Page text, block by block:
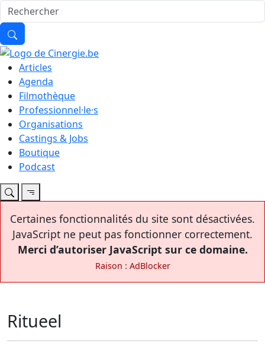
Articles
Agenda
Filmothèque
Professionnel·le·s
Organisations
Castings & Jobs
Boutique
Podcast
Certaines fonctionnalités du site sont désactivées.
JavaScript ne peut pas fonctionner correctement.
Merci d’autoriser JavaScript sur ce domaine.
Raison : AdBlocker
Ritueel